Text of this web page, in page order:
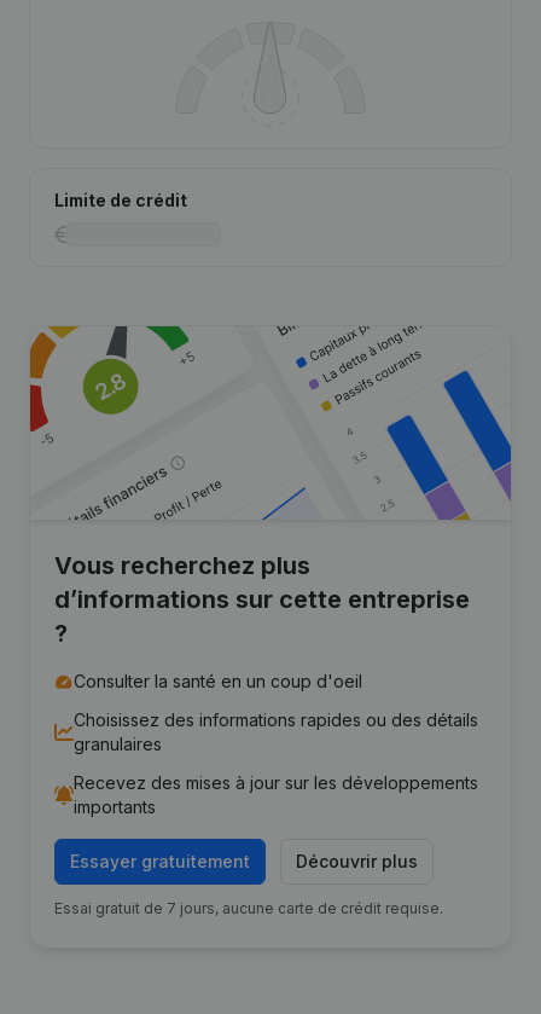
Limite de crédit
Vous recherchez plus
d’informations sur cette entreprise
?
Consulter la santé en un coup d'oeil
Choisissez des informations rapides ou des détails
granulaires
Recevez des mises à jour sur les développements
importants
Essayer gratuitement Découvrir plus
Essai gratuit de 7 jours, aucune carte de crédit requise.